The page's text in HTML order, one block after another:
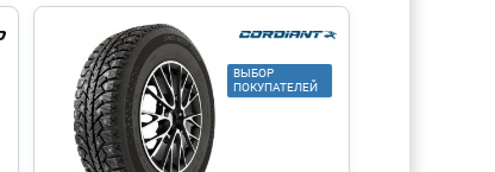
ВЫБОР
ПОКУПАТЕЛЕЙ